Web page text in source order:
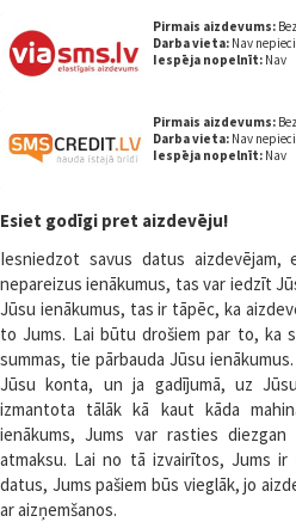
Pirmais aizdevums:
Darba vieta: Nav
Iespēja nopelnīt: Nav
Pirmais aizdevums:
Darba vieta: Nav
Iespēja nopelnīt: Nav
Esiet godīgi pret aizdevēju!
Iesniedzot savus datus
nepareizus ienākumus, tas var iedzīt
Jūsu ienākumus, tas ir tāpēc, ka
to Jums. Lai būtu drošiem par to, ka
summas, tie pārbauda Jūsu
Jūsu konta, un ja gadījumā, uz
izmantota tālāk kā kaut kāda
ienākums, Jums var rasties diezgan
atmaksu. Lai no tā izvairītos, Jums ir
datus, Jums pašiem būs vieglāk, jo
ar aizņemšanos.